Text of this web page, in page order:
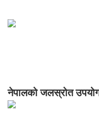
नेपालको जलस्रोत